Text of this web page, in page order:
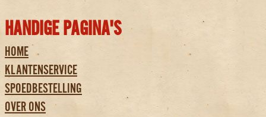
HANDIGE PAGINA'S
HOME
KLANTENSERVICE
SPOEDBESTELLING
OVER ONS